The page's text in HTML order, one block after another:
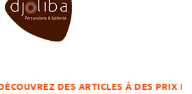
DES ARTICLES À DES PRIX DÉGRESSIFS